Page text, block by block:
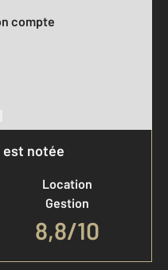
compte
est notée
Location
Gestion
8,8/10